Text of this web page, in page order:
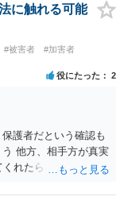
に触れる可能
#被害者
#加害者
役にたった 2
護者だという確認も
他方、相手方が真実
れたら自慰行為など
しい、などの要望を